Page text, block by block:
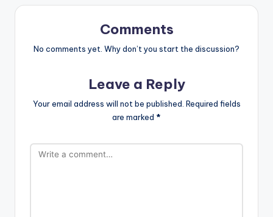
Comments
No comments yet. Why don’t you start the discussion?
Leave a Reply
Your email address will not be published. Required fields
are marked *